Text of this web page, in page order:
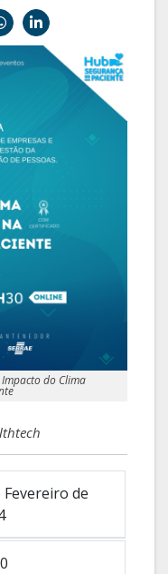
do Clima
Fevereiro de